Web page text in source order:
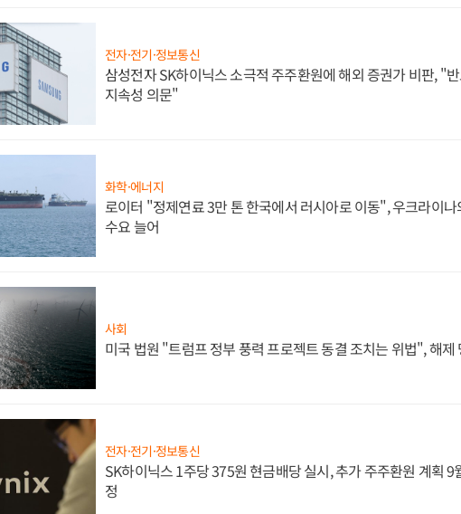
전자·전기·정보통신
삼성전자 SK하이닉스 소극적 주주환원에 해외 증권가 비판, "
지속성 의문"
화학·에너지
로이터 "정제연료 3만 톤 한국에서 러시아로 이동", 우크라이나
수요 늘어
사회
미국 법원 "트럼프 정부 풍력 프로젝트 동결 조치는 위법", 해제
전자·전기·정보통신
SK하이닉스 1주당 375원 현금배당 실시, 추가 주주환원 계획 9
정